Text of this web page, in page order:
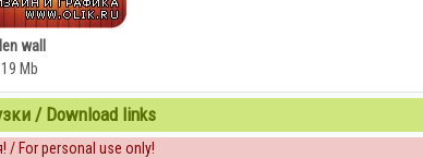
wall
Mb
/ Download links
/ For personal use only!